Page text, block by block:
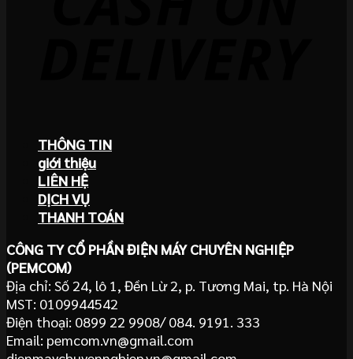
THÔNG TIN
giới thiệu
LIÊN HỆ
DỊCH VỤ
THANH TOÁN
CÔNG TY CỔ PHẦN ĐIỆN MÁY CHUYÊN NGHIỆP
(PEMCOM)
Địa chỉ: Số 24, lô 1, Đền Lừ 2, p. Tương Mai, tp. Hà Nội
MST: 0109944542
Điện thoại: 0899 22 9908/ 084. 9191. 333
Email: pemcom.vn@gmail.com